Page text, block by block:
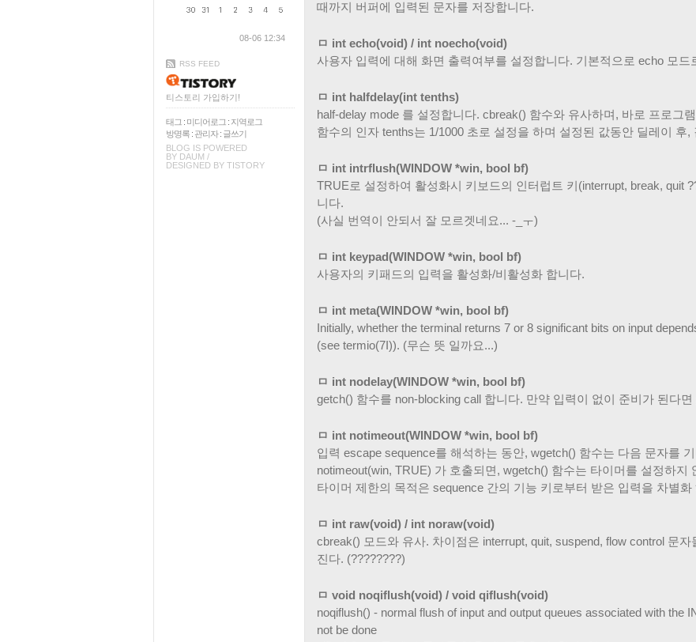
08-06 12:34
RSS FEED
티스토리 가입하기!
태그 : 미디어로그 : 지역로그
방명록 : 관리자: 글쓰기
BLOG IS POWERED
BY DAUM /
DESIGNED BY TISTORY
때까지 버퍼에 입력된 문자를 저장합니다.
ㅁ int echo(void) / int noecho(void)
사용자 입력에 대해 화면 출력여부를 설정합니다. 기본적으로 echo 모드
ㅁ int halfdelay(int tenths)
half-delay mode 를 설정합니다. cbreak() 함수와 유사하며, 바로 프로그
함수의 인자 tenths는 1/1000 초로 설정을 하며 설정된 값동안 딜레이 후
ㅁ int intrflush(WINDOW *win, bool bf)
TRUE로 설정하여 활성화시 키보드의 인터럽트 키(interrupt, break, quit
니다.
(사실 번역이 안되서 잘 모르겟네요... -_ㅜ)
ㅁ int keypad(WINDOW *win, bool bf)
사용자의 키패드의 입력을 활성화/비활성화 합니다.
ㅁ int meta(WINDOW *win, bool bf)
Initially, whether the terminal returns 7 or 8 significant bits on input
(see termio(7I)). (무슨 뜻 일까요...)
ㅁ int nodelay(WINDOW *win, bool bf)
getch() 함수를 non-blocking call 합니다. 만약 입력이 없이 준비가 된다
ㅁ int notimeout(WINDOW *win, bool bf)
입력 escape sequence를 해석하는 동안, wgetch() 함수는 다음 문자를
notimeout(win, TRUE) 가 호출되면, wgetch() 함수는 타이머를 설정하지
타이머 제한의 목적은 sequence 간의 기능 키로부터 받은 입력을 차별화
ㅁ int raw(void) / int noraw(void)
cbreak() 모드와 유사. 차이점은 interrupt, quit, suspend, flow control 문
진다. (????????)
ㅁ void noqiflush(void) / void qiflush(void)
noqiflush() - normal flush of input and output queues associated with the
not be done